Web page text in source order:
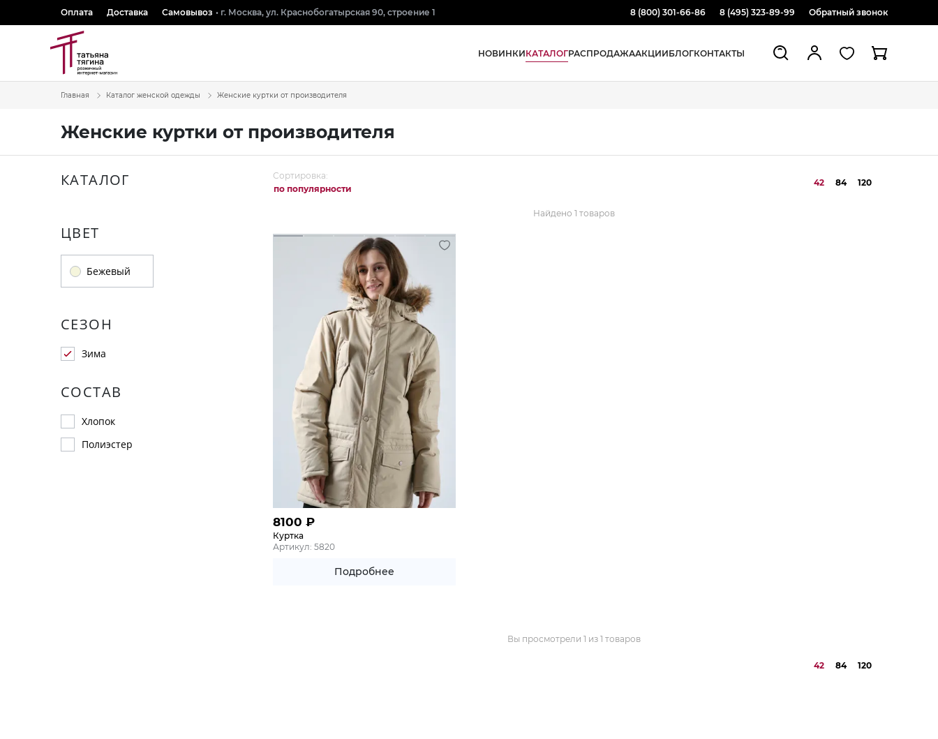
Оплата Доставка Самовывоз • г. Москва, ул. Краснобогатырская 90, строение 1 8 (800) 301-66-86 8 (495) 323-89-99 Обратный звонок
НОВИНКИКАТАЛОГРАСПРОДАЖААКЦИИБЛОГКОНТАКТЫ
Главная Каталог женской одежды Женские куртки от производителя
Женские куртки от производителя
КАТАЛОГ
ЦВЕТ
Бежевый
СЕЗОН
Зима
СОСТАВ
Хлопок
Полиэстер
Сортировка:
по популярности
42 84 120
Найдено 1 товаров
8100 ₽
Куртка
Артикул: 5820
Подробнее
Вы просмотрели 1 из 1 товаров
42 84 120